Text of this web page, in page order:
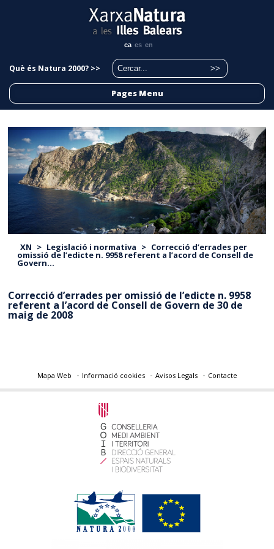
ca es en
Què és Natura 2000? >>
Pages Menu
XN > Legislació i normativa > Correcció d’errades per
omissió de l’edicte n. 9958 referent a l’acord de Consell de
Govern...
Correcció d’errades per omissió de l’edicte n. 9958
referent a l’acord de Consell de Govern de 30 de
maig de 2008
Mapa Web Informació cookies Avisos Legals Contacte